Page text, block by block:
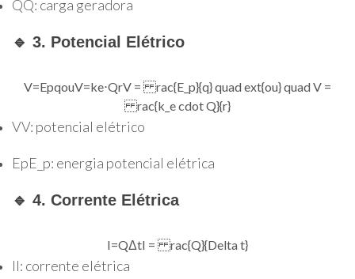
QQ: carga geradora
🔹 3. Potencial Elétrico
V=EpqouV=ke⋅QrV = rac{E_p}{q} quad ext{ou} quad V =
rac{k_e cdot Q}{r}
VV: potencial elétrico
EpE_p: energia potencial elétrica
🔹 4. Corrente Elétrica
I=QΔtI = rac{Q}{Delta t}
II: corrente elétrica